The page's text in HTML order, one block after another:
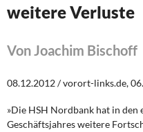
Startseite
Themen
Leitlinien linker
Wirtschaftspolitik
weitere Verluste
Von Joachim Bischoff
08.12.2012 / vorort-links.de,
»Die HSH Nordbank hat in den
Geschäftsjahres weitere